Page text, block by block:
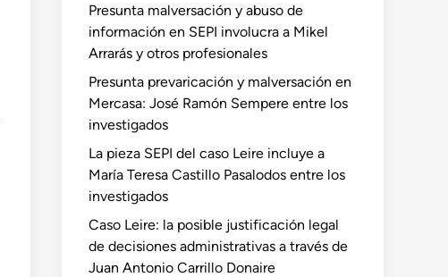
Presunta malversación y abuso de
información en SEPI involucra a Mikel
Arrarás y otros profesionales
Presunta prevaricación y malversación en
Mercasa: José Ramón Sempere entre los
investigados
La pieza SEPI del caso Leire incluye a
María Teresa Castillo Pasalodos entre los
investigados
Caso Leire: la posible justificación legal
de decisiones administrativas a través de
Juan Antonio Carrillo Donaire